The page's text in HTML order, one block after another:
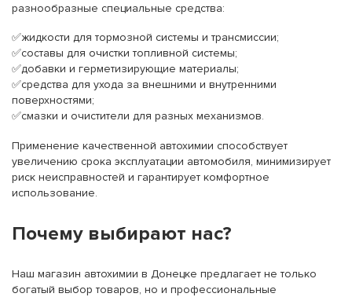
разнообразные специальные средства:
✅жидкости для тормозной системы и трансмиссии;
✅составы для очистки топливной системы;
✅добавки и герметизирующие материалы;
✅средства для ухода за внешними и внутренними
поверхностями;
✅смазки и очистители для разных механизмов.
Применение качественной автохимии способствует
увеличению срока эксплуатации автомобиля, минимизирует
риск неисправностей и гарантирует комфортное
использование.
Почему выбирают нас?
Наш магазин автохимии в Донецке предлагает не только
богатый выбор товаров, но и профессиональные